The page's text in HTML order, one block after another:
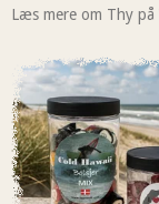
Læs mere om Thy på